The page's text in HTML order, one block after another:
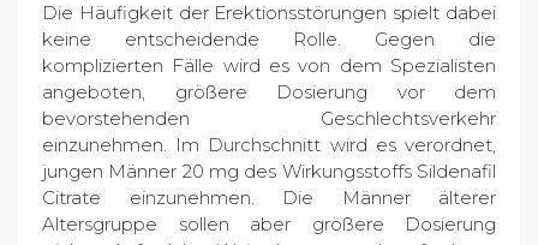
Die Häufigkeit der Erektionsstörungen spielt dabei
keine entscheidende Rolle. Gegen die
komplizierten Fälle wird es von dem Spezialisten
angeboten, größere Dosierung vor dem
bevorstehenden Geschlechtsverkehr
einzunehmen. Im Durchschnitt wird es verordnet,
jungen Männer 20 mg des Wirkungsstoffs Sildenafil
Citrate einzunehmen. Die Männer älterer
Altersgruppe sollen aber größere Dosierung